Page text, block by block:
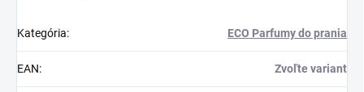
Kategória: ECO Parfumy do prania
EAN: Zvoľte variant